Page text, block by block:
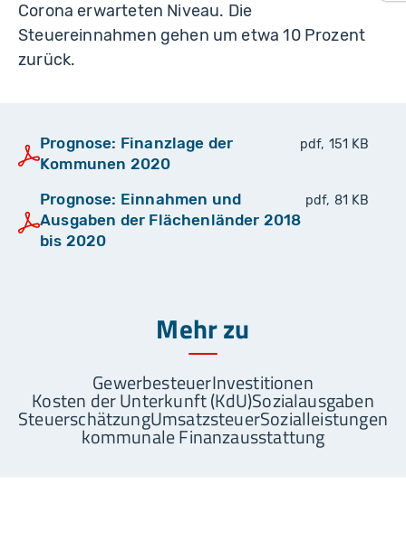
Corona erwarteten Niveau. Die
Steuereinnahmen gehen um etwa 10 Prozent
zurück.
Prognose: Finanzlage der
Kommunen 2020
pdf, 151 KB
Prognose: Einnahmen und
Ausgaben der Flächenländer 2018
bis 2020
pdf, 81 KB
Mehr zu
GewerbesteuerInvestitionen
Kosten der Unterkunft (KdU)Sozialausgaben
SteuerschätzungUmsatzsteuerSozialleistungen
kommunale Finanzausstattung